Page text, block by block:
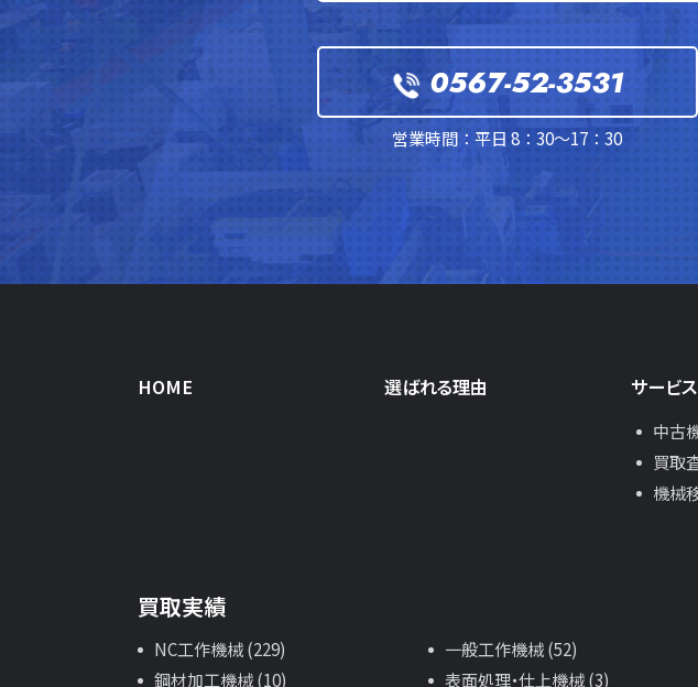
0567-52-3531
営業時間：平日 8：30～17：30
HOME 選ばれる理由 サービス
中古
買取
機械
買取実績
NC工作機械 (229) 一般工作機械 (52)
鋼材加工機械 (10)
表面処理・仕上機械 (3)